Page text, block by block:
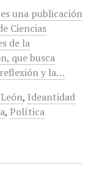
una publicación
Ciencias
de la
que busca
y la…
, Ideantidad
, Política